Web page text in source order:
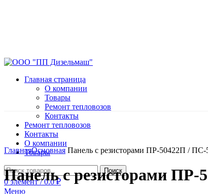
Главная страница
О компании
Товары
Ремонт тепловозов
Контакты
Ремонт тепловозов
Контакты
О компании
Товары
Поиск
0элемент / 0.0₽
Меню
Нажмите, чтобы увеличить
ГлавнаяОсновная Панель с резисторами ПР-50422П / ПС-
Панель с резисторами ПР-